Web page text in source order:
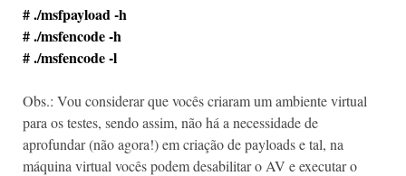
# ./msfpayload -h
# ./msfencode -h
# ./msfencode -l
Obs.: Vou considerar que vocês criaram um ambiente virtual
para os testes, sendo assim, não há a necessidade de
aprofundar (não agora!) em criação de payloads e tal, na
máquina virtual vocês podem desabilitar o AV e executar o